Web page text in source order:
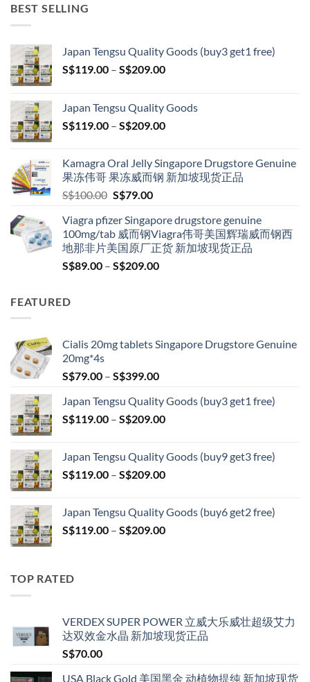
BEST SELLING
Japan Tengsu Quality Goods (buy3 get1 free)
S$119.00 – S$209.00Price
through
S$209.00
Japan Tengsu Quality Goods
S$119.00 – S$209.00Price
through
S$209.00
Kamagra Oral Jelly Singapore Drugstore Genuine
果冻伟哥 果冻威而钢 新加坡现货正品
S$100.00 Original
was:
S$100.00.
S$79.00Current
is:
S$79.00.
Viagra pfizer Singapore drugstore genuine
100mg/tab 威而钢Viagra伟哥美国辉瑞威而钢西
地那非片美国原厂正货 新加坡现货正品
S$89.00 – S$209.00Price
FEATURED
Cialis 20mg tablets Singapore Drugstore Genuine
20mg*4s
S$79.00 – S$399.00Price
S$79.00
through
Japan Tengsu Quality Goods (buy3 get1 free)
S$119.00 – S$209.00Price
through
S$209.00
Japan Tengsu Quality Goods (buy9 get3 free)
S$119.00 – S$209.00Price
through
S$209.00
Japan Tengsu Quality Goods (buy6 get2 free)
S$119.00 – S$209.00Price
TOP RATED
VERDEX SUPER POWER 立威大乐威壮超级艾力
达双效金水晶 新加坡现货正品
S$70.00
USA Black Gold 美国黑金 动植物提纯 新加坡现货